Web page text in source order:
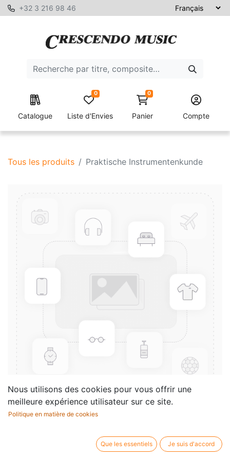
+32 3 216 98 46
Catalogue Liste d'Envies
0 0
Panier Compte
Tous les produits Praktische Instrumentenkunde
Praktische
Instrumentenkunde
Nous utilisons des cookies pour vous offrir une
meilleure expérience utilisateur sur ce site.
Politique en matière de cookies
Que les essentiels Je suis d'accord